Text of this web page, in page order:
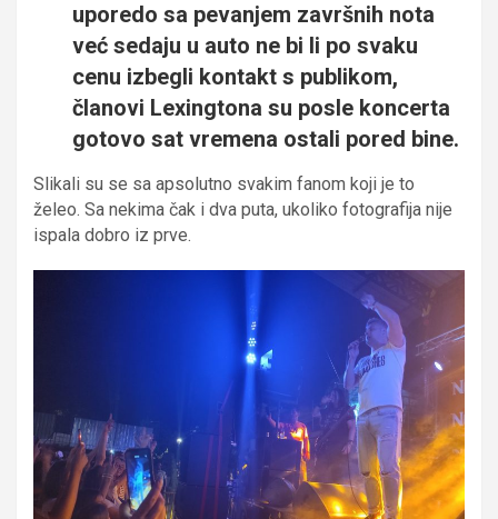
uporedo sa pevanjem završnih nota
već sedaju u auto ne bi li po svaku
cenu izbegli kontakt s publikom,
članovi Lexingtona su posle koncerta
gotovo sat vremena ostali pored bine.
Slikali su se sa apsolutno svakim fanom koji je to
želeo. Sa nekima čak i dva puta, ukoliko fotografija nije
ispala dobro iz prve.